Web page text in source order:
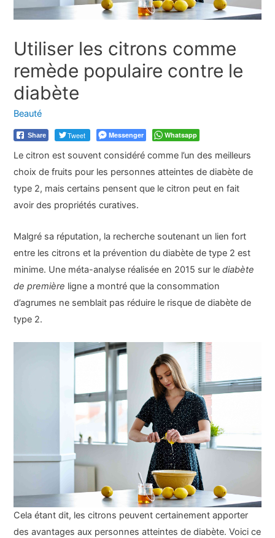
Utiliser les citrons comme
remède populaire contre le
diabète
Beauté
Share Tweet Messenger Whatsapp
Le citron est souvent considéré comme l’un des meilleurs
choix de fruits pour les personnes atteintes de diabète de
type 2, mais certains pensent que le citron peut en fait
avoir des propriétés curatives.
Malgré sa réputation, la recherche soutenant un lien fort
entre les citrons et la prévention du diabète de type 2 est
minime. Une méta-analyse réalisée en 2015 sur lediabète
de première ligne a montré que la consommation
d’agrumes ne semblait pas réduire le risque de diabète de
type 2.
Cela étant dit, les citrons peuvent certainement apporter
des avantages aux personnes atteintes de diabète. Voici ce